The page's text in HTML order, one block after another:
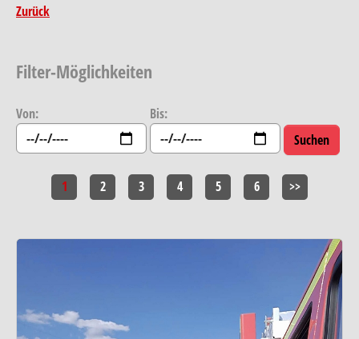
Zurück
Filter-Möglichkeiten
Von: Bis:
1 2 3 4 5 6 >>